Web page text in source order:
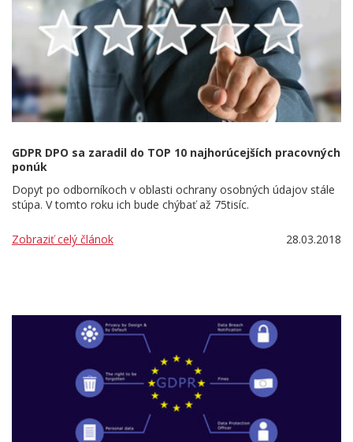
GDPR DPO sa zaradil do TOP 10 najhorúcejších pracovných
ponúk
Dopyt po odborníkoch v oblasti ochrany osobných údajov stále
stúpa. V tomto roku ich bude chýbať až 75tisíc.
Zobraziť celý článok 28.03.2018